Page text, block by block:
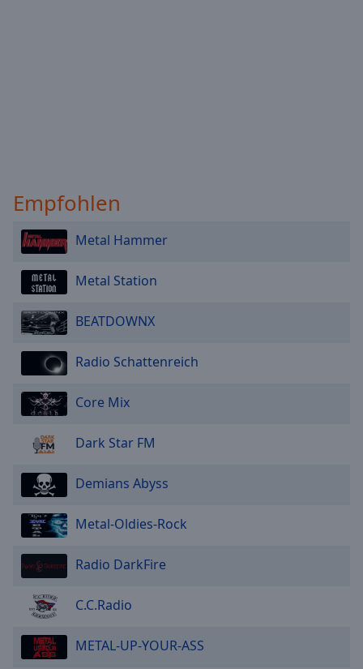
Empfohlen
Metal Hammer
Metal Station
BEATDOWNX
Radio Schattenreich
Core Mix
Dark Star FM
Demians Abyss
Metal-Oldies-Rock
Radio DarkFire
C.C.Radio
METAL-UP-YOUR-ASS